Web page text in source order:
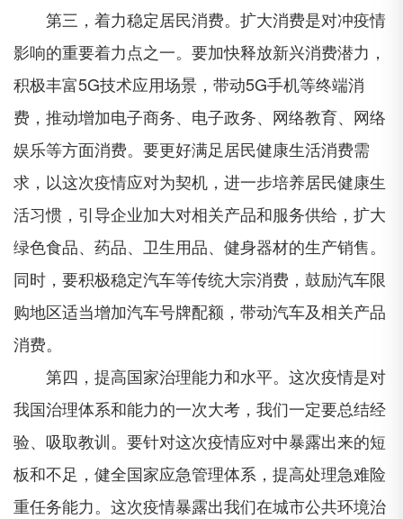
第三，着力稳定居民消费。扩大消费是对冲疫情
影响的重要着力点之一。要加快释放新兴消费潜力，
积极丰富5G技术应用场景，带动5G手机等终端消
费，推动增加电子商务、电子政务、网络教育、网络
娱乐等方面消费。要更好满足居民健康生活消费需
求，以这次疫情应对为契机，进一步培养居民健康生
活习惯，引导企业加大对相关产品和服务供给，扩大
绿色食品、药品、卫生用品、健身器材的生产销售。
同时，要积极稳定汽车等传统大宗消费，鼓励汽车限
购地区适当增加汽车号牌配额，带动汽车及相关产品
消费。
第四，提高国家治理能力和水平。这次疫情是对
我国治理体系和能力的一次大考，我们一定要总结经
验、吸取教训。要针对这次疫情应对中暴露出来的短
板和不足，健全国家应急管理体系，提高处理急难险
重任务能力。这次疫情暴露出我们在城市公共环境治